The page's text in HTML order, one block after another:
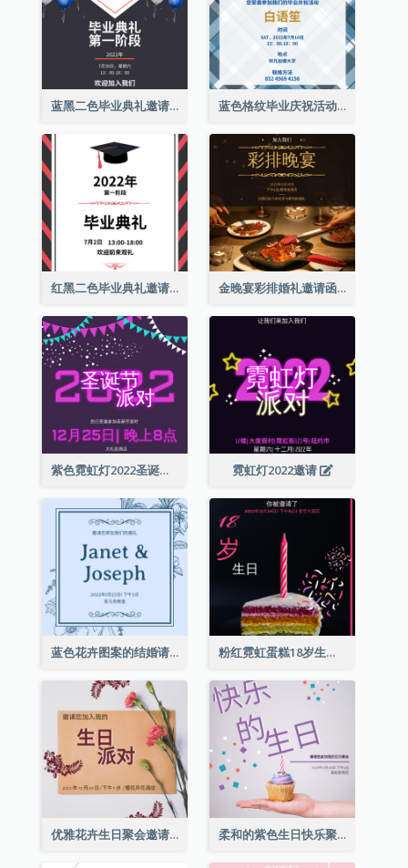
蓝黑二色毕业典礼邀请函 蓝色格纹毕业庆祝活动邀请函
红黑二色毕业典礼邀请函 金晚宴彩排婚礼邀请函
紫色霓虹灯2022圣诞晚会邀请函 霓虹灯2022邀请
蓝色花卉图案的结婚请柬 粉红霓虹蛋糕18岁生日请柬
优雅花卉生日聚会邀请函 柔和的紫色生日快乐聚会请柬